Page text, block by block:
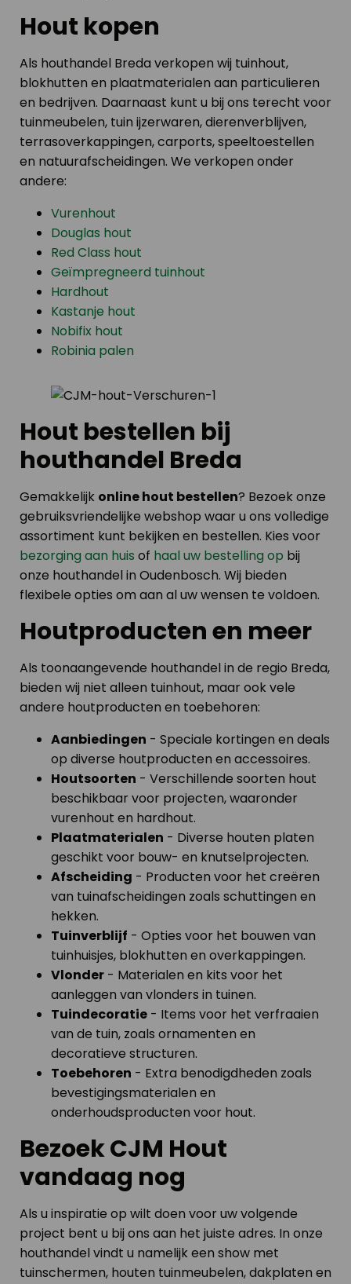
Hout kopen
Als houthandel Breda verkopen wij tuinhout,
blokhutten en plaatmaterialen aan particulieren
en bedrijven. Daarnaast kunt u bij ons terecht voor
tuinmeubelen, tuin ijzerwaren, dierenverblijven,
terrasoverkappingen, carports, speeltoestellen
en natuurafscheidingen. We verkopen onder
andere:
Vurenhout
Douglas hout
Red Class hout
Geïmpregneerd tuinhout
Hardhout
Kastanje hout
Nobifix hout
Robinia palen
Hout bestellen bij
houthandel Breda
Gemakkelijk online hout bestellen? Bezoek onze
gebruiksvriendelijke webshop waar u ons volledige
assortiment kunt bekijken en bestellen. Kies voor
bezorging aan huis of haal uw bestelling op bij
onze houthandel in Oudenbosch. Wij bieden
flexibele opties om aan al uw wensen te voldoen.
Houtproducten en meer
Als toonaangevende houthandel in de regio Breda,
bieden wij niet alleen tuinhout, maar ook vele
andere houtproducten en toebehoren:
Aanbiedingen - Speciale kortingen en deals
op diverse houtproducten en accessoires.
Houtsoorten - Verschillende soorten hout
beschikbaar voor projecten, waaronder
vurenhout en hardhout.
Plaatmaterialen - Diverse houten platen
geschikt voor bouw- en knutselprojecten.
Afscheiding - Producten voor het creëren
van tuinafscheidingen zoals schuttingen en
hekken.
Tuinverblijf - Opties voor het bouwen van
tuinhuisjes, blokhutten en overkappingen.
Vlonder - Materialen en kits voor het
aanleggen van vlonders in tuinen.
Tuindecoratie - Items voor het verfraaien
van de tuin, zoals ornamenten en
decoratieve structuren.
Toebehoren - Extra benodigdheden zoals
bevestigingsmaterialen en
onderhoudsproducten voor hout.
Bezoek CJM Hout
vandaag nog
Als u inspiratie op wilt doen voor uw volgende
project bent u bij ons aan het juiste adres. In onze
houthandel vindt u namelijk een show met
tuinschermen, houten tuinmeubelen, dakplaten en